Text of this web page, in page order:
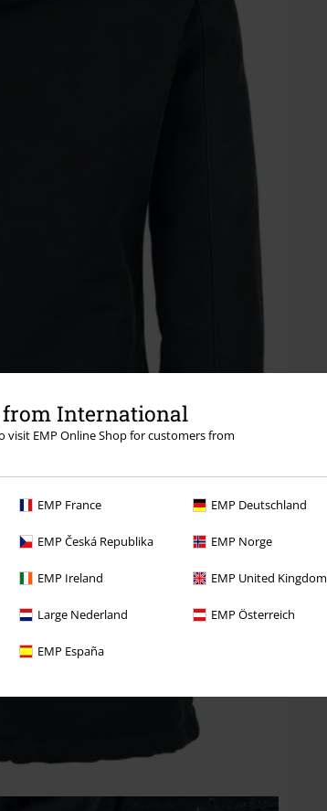
from International
visit EMP Online Shop for customers from
EMP France EMP Deutschland
EMP Česká Republika EMP Norge
EMP Ireland EMP United Kingdom
Large Nederland EMP Österreich
EMP España